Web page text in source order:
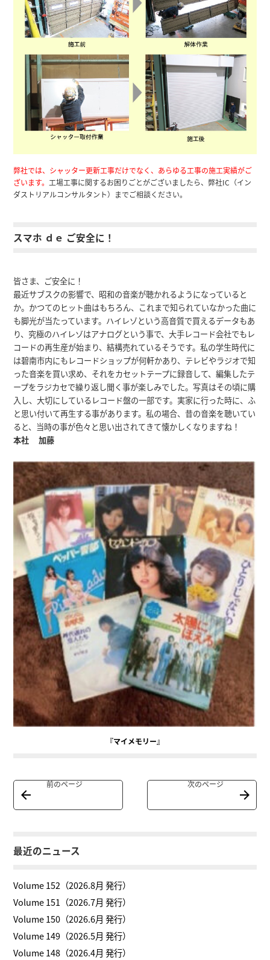
弊社では、シャッター更新工事だけでなく、あらゆる工事の施工実績がご
ざいます。 工場工事に関するお困りごとがございましたら、弊社IC（イン
ダストリアルコンサルタント）までご相談ください。
スマホ ｄｅ ご安全に！
皆さま、ご安全に！
最近サブスクの影響で、昭和の音楽が聴かれるようになっていると
か。かつてのヒット曲はもちろん、これまで知られていなかった曲に
も脚光が当たっています。ハイレゾという高音質で買えるデータもあ
り、究極のハイレゾはアナログという事で、大手レコード会社でもレ
コードの再生産が始まり、結構売れているそうです。私の学生時代に
は碧南市内にもレコードショップが何軒かあり、テレビやラジオで知
った音楽を買い求め、それをカセットテープに録音して、編集したテ
ープをラジカセで繰り返し聞く事が楽しみでした。写真はその頃に購
入し、大切にしているレコード盤の一部です。実家に行った時に、ふ
と思い付いて再生する事があります。私の場合、昔の音楽を聴いてい
ると、当時の事が色々と思い出されてきて懐かしくなりますね！
本社 加藤
『マイメモリー』
前のページ 次のページ
最近のニュース
Volume 152（2026.8月 発行）
Volume 151（2026.7月 発行）
Volume 150（2026.6月 発行）
Volume 149（2026.5月 発行）
Volume 148（2026.4月 発行）